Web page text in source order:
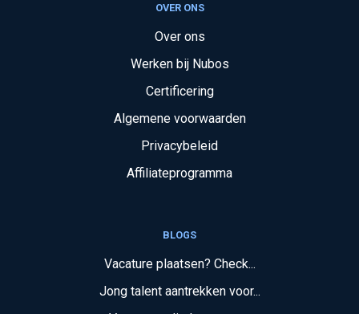
OVER ONS
Over ons
Werken bij Nubos
Certificering
Algemene voorwaarden
Privacybeleid
Affiliateprogramma
BLOGS
Vacature plaatsen? Check...
Jong talent aantrekken voor...